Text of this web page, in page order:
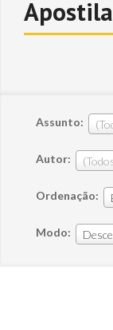
Assunto:
Autor:
Ordenação:
Modo: